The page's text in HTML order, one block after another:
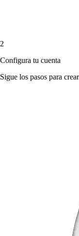
2
Configura tu cuenta
Sigue los pasos para